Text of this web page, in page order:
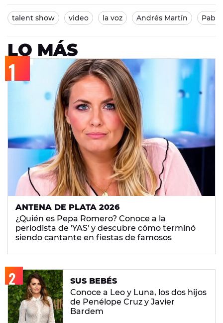
talent show video la voz Andrés Martín
LO MÁS
ANTENA DE PLATA 2026
¿Quién es Pepa Romero? Conoce a la
periodista de 'YAS' y descubre cómo terminó
siendo cantante en fiestas de famosos
SUS BEBÉS
Conoce a Leo y Luna, los dos hijos
de Penélope Cruz y Javier
Bardem